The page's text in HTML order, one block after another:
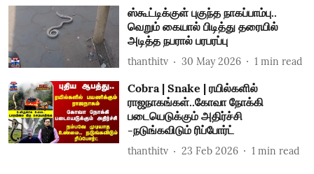
ஸ்கூட்டிக்குள் புகுந்த நாகப்பாம்பு..
வெறும் கையால் பிடித்து தரையில்
அடித்த நபரால் பரபரப்பு
thanthitv 30 May 2026 1 min read
Cobra | Snake | ரயில்களில்
ராஜநாகங்கள்..கோவா நோக்கி
படையெடுக்கும் அதிர்ச்சி
-நடுங்கவிடும் ரிப்போர்ட்
thanthitv 23 Feb 2026 1 min read